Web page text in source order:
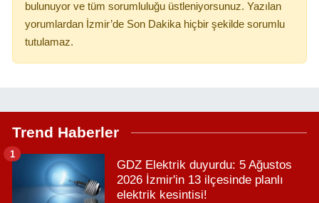
bulunuyor ve tüm sorumluluğu üstleniyorsunuz. Yazılan
yorumlardan İzmir’de Son Dakika hiçbir şekilde sorumlu
tutulamaz.
Trend Haberler
GDZ Elektrik duyurdu: 5 Ağustos
2026 İzmir'in 13 ilçesinde planlı
elektrik kesintisi!
1